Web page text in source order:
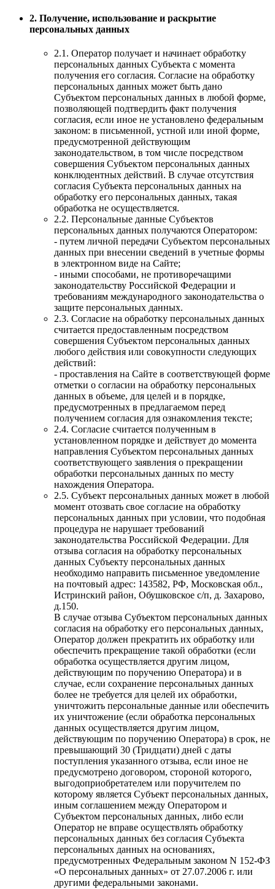
2. Получение, использование и раскрытие
персональных данных
2.1. Оператор получает и начинает обработку
персональных данных Субъекта с момента
получения его согласия. Согласие на обработку
персональных данных может быть дано
Субъектом персональных данных в любой форме,
позволяющей подтвердить факт получения
согласия, если иное не установлено федеральным
законом: в письменной, устной или иной форме,
предусмотренной действующим
законодательством, в том числе посредством
совершения Субъектом персональных данных
конклюдентных действий. В случае отсутствия
согласия Субъекта персональных данных на
обработку его персональных данных, такая
обработка не осуществляется.
2.2. Персональные данные Субъектов
персональных данных получаются Оператором:
- путем личной передачи Субъектом персональных
данных при внесении сведений в учетные формы
в электронном виде на Сайте;
- иными способами, не противоречащими
законодательству Российской Федерации и
требованиям международного законодательства о
защите персональных данных.
2.3. Согласие на обработку персональных данных
считается предоставленным посредством
совершения Субъектом персональных данных
любого действия или совокупности следующих
действий:
- проставления на Сайте в соответствующей форме
отметки о согласии на обработку персональных
данных в объеме, для целей и в порядке,
предусмотренных в предлагаемом перед
получением согласия для ознакомления тексте;
2.4. Согласие считается полученным в
установленном порядке и действует до момента
направления Субъектом персональных данных
соответствующего заявления о прекращении
обработки персональных данных по месту
нахождения Оператора.
2.5. Субъект персональных данных может в любой
момент отозвать свое согласие на обработку
персональных данных при условии, что подобная
процедура не нарушает требований
законодательства Российской Федерации. Для
отзыва согласия на обработку персональных
данных Субъекту персональных данных
необходимо направить письменное уведомление
на почтовый адрес: 143582, РФ, Московская обл.,
Истринский район, Обушковское с/п, д. Захарово,
д.150.
В случае отзыва Субъектом персональных данных
согласия на обработку его персональных данных,
Оператор должен прекратить их обработку или
обеспечить прекращение такой обработки (если
обработка осуществляется другим лицом,
действующим по поручению Оператора) и в
случае, если сохранение персональных данных
более не требуется для целей их обработки,
уничтожить персональные данные или обеспечить
их уничтожение (если обработка персональных
данных осуществляется другим лицом,
действующим по поручению Оператора) в срок, не
превышающий 30 (Тридцати) дней с даты
поступления указанного отзыва, если иное не
предусмотрено договором, стороной которого,
выгодоприобретателем или поручителем по
которому является Субъект персональных данных,
иным соглашением между Оператором и
Субъектом персональных данных, либо если
Оператор не вправе осуществлять обработку
персональных данных без согласия Субъекта
персональных данных на основаниях,
предусмотренных Федеральным законом N 152-ФЗ
«О персональных данных» от 27.07.2006 г. или
другими федеральными законами.